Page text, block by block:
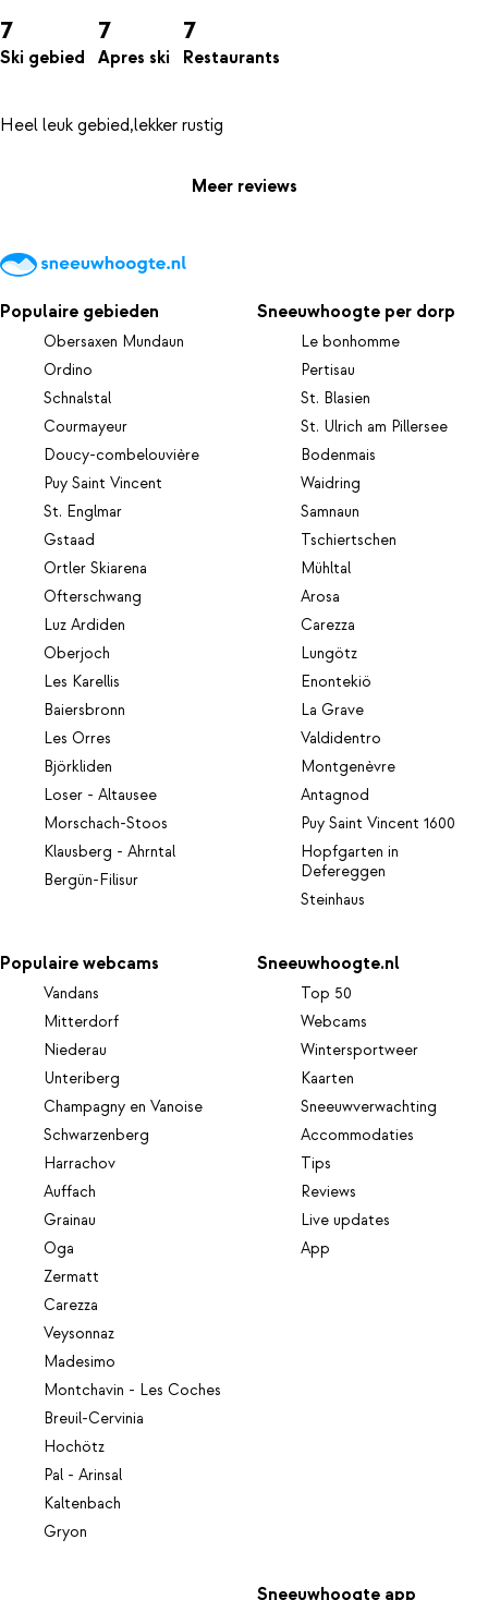
7
Ski gebied
7
Apres ski
7
Restaurants
Meer reviews
Populaire gebieden
Obersaxen Mundaun
Ordino
Schnalstal
Courmayeur
Doucy-combelouvière
Puy Saint Vincent
St. Englmar
Gstaad
Ortler Skiarena
Ofterschwang
Luz Ardiden
Oberjoch
Les Karellis
Baiersbronn
Les Orres
Björkliden
Loser - Altausee
Morschach-Stoos
Klausberg - Ahrntal
Bergün-Filisur
Sneeuwhoogte per dorp
Le bonhomme
Pertisau
St. Blasien
St. Ulrich am Pillersee
Bodenmais
Waidring
Samnaun
Tschiertschen
Mühltal
Arosa
Carezza
Lungötz
Enontekiö
La Grave
Valdidentro
Montgenèvre
Antagnod
Puy Saint Vincent 1600
Hopfgarten in
Defereggen
Steinhaus
Populaire webcams
Vandans
Mitterdorf
Niederau
Unteriberg
Champagny en Vanoise
Schwarzenberg
Harrachov
Auffach
Grainau
Oga
Zermatt
Carezza
Veysonnaz
Madesimo
Montchavin - Les Coches
Breuil-Cervinia
Hochötz
Pal - Arinsal
Kaltenbach
Gryon
Sneeuwhoogte.nl
Top 50
Webcams
Wintersportweer
Kaarten
Sneeuwverwachting
Accommodaties
Tips
Reviews
Live updates
App
Sneeuwhoogte app